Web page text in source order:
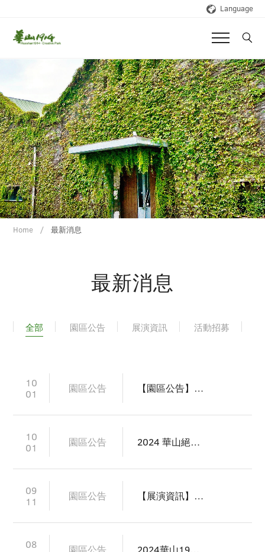
Language
Home 最新消息
最新消息
全部 園區公告 展演資訊 活動招募
10
01
園區公告 【園區公告】颱風山陀兒來襲， 10/3 (四)活動異動公告
10
01
園區公告 2024 華山絕版書市【憶武俠年代】市集 招商開跑
09
11
園區公告 【展演資訊】2024年9-10月華山戶外街頭表演公告
08